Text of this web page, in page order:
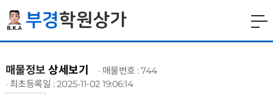
매물정보상세보기
· 매물번호 : 744
· 최초등록일 : 2025-11-02 19:06:14